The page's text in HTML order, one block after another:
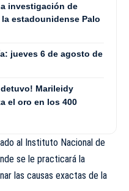
investigación de
estadounidense Palo
jueves 6 de agosto de
Marileidy
el oro en los 400
al Instituto Nacional de
se le practicará la
las causas exactas de la